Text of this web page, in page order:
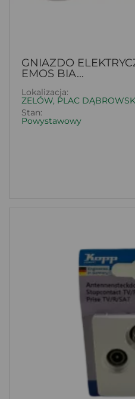
GNIAZDO
EMOS BIA...
Lokalizacja:
ZELÓW, PLAC
Stan:
Powystawowy